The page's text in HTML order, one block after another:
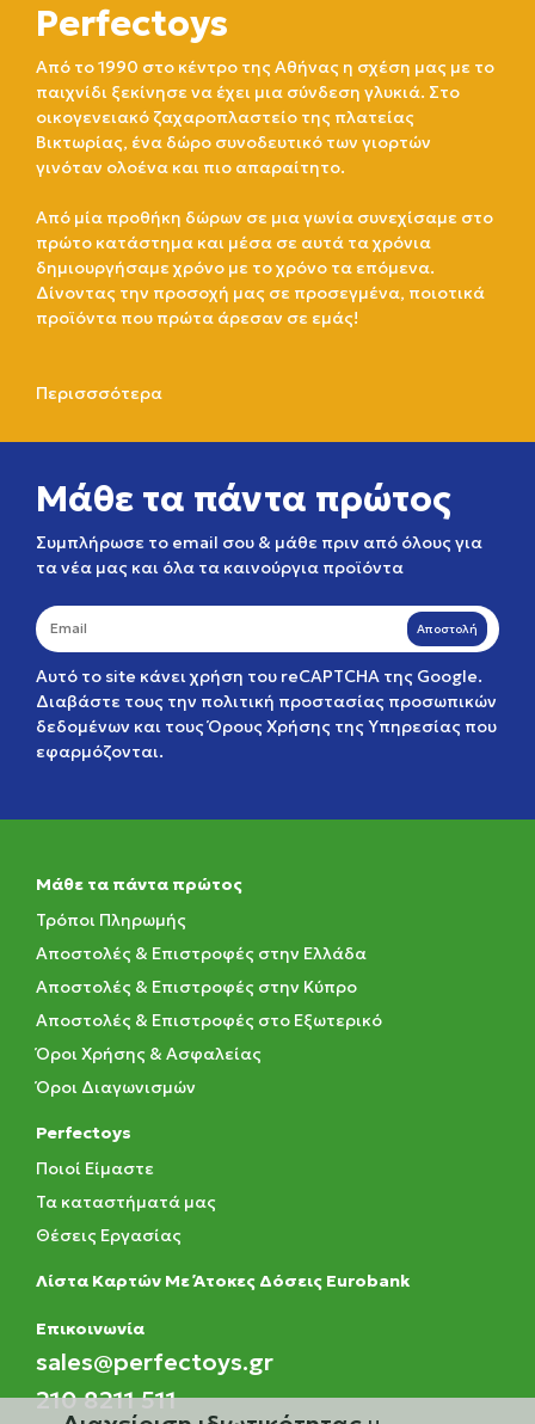
Perfectoys
Από το 1990 στο κέντρο της Αθήνας η σχέση μας με το
παιχνίδι ξεκίνησε να έχει μια σύνδεση γλυκιά. Στο
οικογενειακό ζαχαροπλαστείο της πλατείας
Βικτωρίας, ένα δώρο συνοδευτικό των γιορτών
γινόταν ολοένα και πιο απαραίτητο.
Από μία προθήκη δώρων σε μια γωνία συνεχίσαμε στο
πρώτο κατάστημα και μέσα σε αυτά τα χρόνια
δημιουργήσαμε χρόνο με το χρόνο τα επόμενα.
Δίνοντας την προσοχή μας σε προσεγμένα, ποιοτικά
προϊόντα που πρώτα άρεσαν σε εμάς!
Περισσσότερα
Μάθε τα πάντα πρώτος
Συμπλήρωσε το email σου & μάθε πριν από όλους για
τα νέα μας και όλα τα καινούργια προϊόντα
Αποστολή
Αυτό το site κάνει χρήση του reCAPTCHA της Google.
Διαβάστε τους την πολιτική προστασίας προσωπικών
δεδομένων και τουςΌρους Χρήσης της Υπηρεσίας που
εφαρμόζονται.
Μάθε τα πάντα πρώτος
Τρόποι Πληρωμής
Αποστολές & Επιστροφές στην Ελλάδα
Αποστολές & Επιστροφές στην Κύπρο
Αποστολές & Επιστροφές στο Εξωτερικό
Όροι Χρήσης & Ασφαλείας
Όροι Διαγωνισμών
Perfectoys
Ποιοί Είμαστε
Τα καταστήματά μας
Θέσεις Εργασίας
Λίστα Καρτών Με Άτοκες Δόσεις Eurobank
Eπικοινωνία
sales@perfectoys.gr
210 8211 511